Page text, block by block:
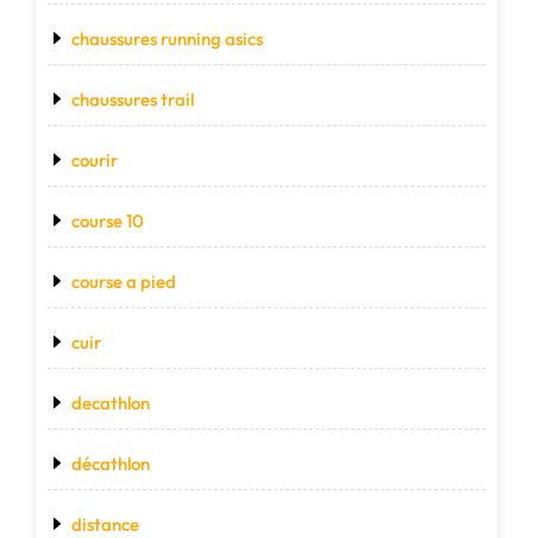
chaussures running asics
chaussures trail
courir
course 10
course a pied
cuir
decathlon
décathlon
distance